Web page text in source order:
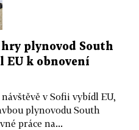
plynovod South
EU k obnovení
v Sofii vybídl EU,
plynovodu South
práce na...